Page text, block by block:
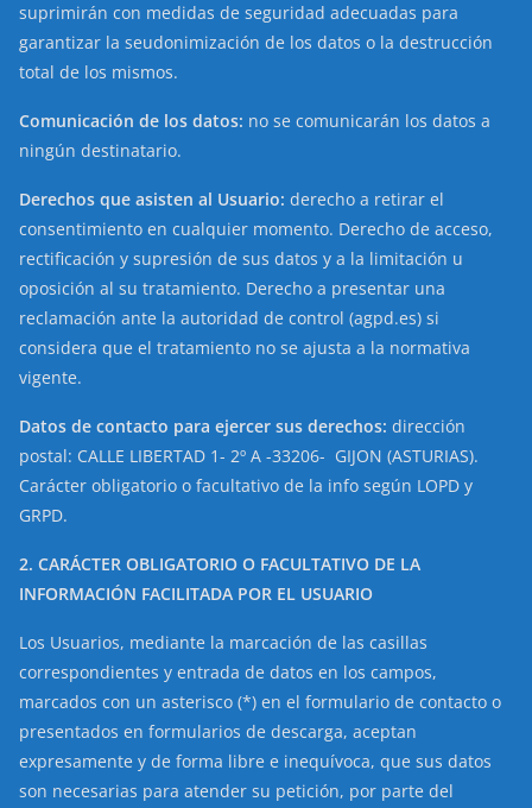
suprimirán con medidas de seguridad adecuadas para
garantizar la seudonimización de los datos o la destrucción
total de los mismos.
Comunicación de los datos: no se comunicarán los datos a
ningún destinatario.
Derechos que asisten al Usuario: derecho a retirar el
consentimiento en cualquier momento. Derecho de acceso,
rectificación y supresión de sus datos y a la limitación u
oposición al su tratamiento. Derecho a presentar una
reclamación ante la autoridad de control (agpd.es) si
considera que el tratamiento no se ajusta a la normativa
vigente.
Datos de contacto para ejercer sus derechos: dirección
postal: CALLE LIBERTAD 1- 2º A -33206- GIJON (ASTURIAS).
Carácter obligatorio o facultativo de la info según LOPD y
GRPD.
2. CARÁCTER OBLIGATORIO O FACULTATIVO DE LA
INFORMACIÓN FACILITADA POR EL USUARIO
Los Usuarios, mediante la marcación de las casillas
correspondientes y entrada de datos en los campos,
marcados con un asterisco (*) en el formulario de contacto o
presentados en formularios de descarga, aceptan
expresamente y de forma libre e inequívoca, que sus datos
son necesarias para atender su petición, por parte del